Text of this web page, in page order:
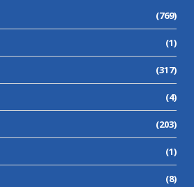
(769)
(1)
(317)
(4)
(203)
(1)
(8)